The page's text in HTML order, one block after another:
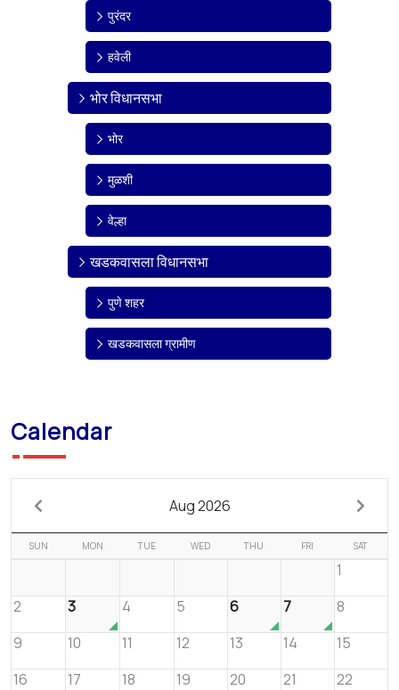
पुरंदर
हवेली
भोर विधानसभा
भोर
मुळशी
वेल्हा
खडकवासला विधानसभा
पुणे शहर
खडकवासला ग्रामीण
Calendar
Aug 2026
SUN MON TUE WED THU FRI SAT
1
2
3 4 5 6 7
8
9
10 11 12 13 14
15
16
17 18 19 20 21
22